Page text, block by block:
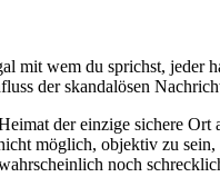
mit wem du sprichst, jeder
der skandalösen
der einzige sichere
möglich, objektiv zu
noch